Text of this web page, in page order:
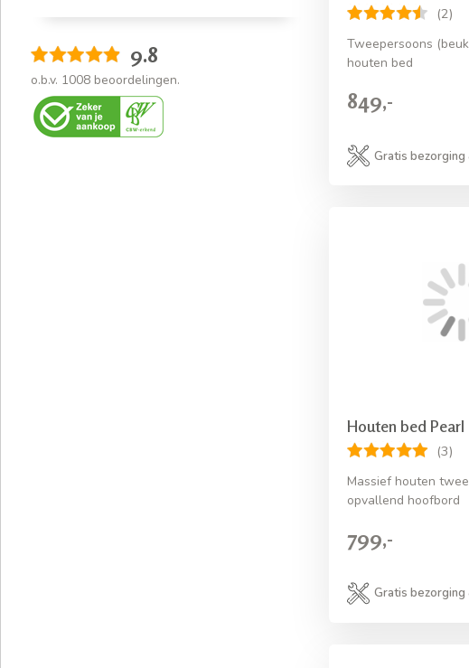
9.8
o.b.v. 1008 beoordelingen.
(2)
Tweepersoons
houten bed
849,-
Gratis bezorging
Houten bed Pearl
(3)
Massief houten
opvallend hoofbord
799,-
Gratis bezorging